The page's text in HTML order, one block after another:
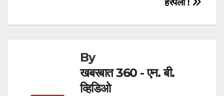
By
खबरबात 360 - एन. बी.
व्हिडिओ